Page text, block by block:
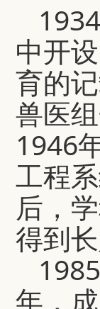
中开
育的
兽医
1946
工程
后，
得到
年，